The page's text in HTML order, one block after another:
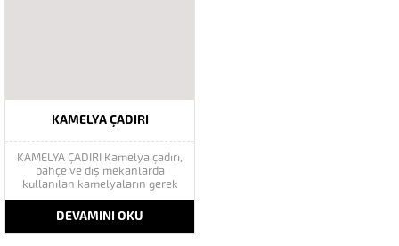
KAMELYA ÇADIRI
KAMELYA ÇADIRI Kamelya çadırı,
bahçe ve dış mekanlarda
kullanılan kamelyaların gerek
üzerine gerekse komple
kamelya şeklinde yek bir
kamelya şeklinde yapılan
branda çeşididir. Kamelya
DEVAMINI OKU